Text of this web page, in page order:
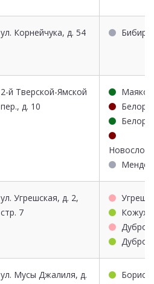
ул. Корнейчука, д. 54
2-й Тверской-Ямской
пер., д. 10
ул. Угрешская, д. 2,
стр. 7
ул. Мусы Джалиля, д.